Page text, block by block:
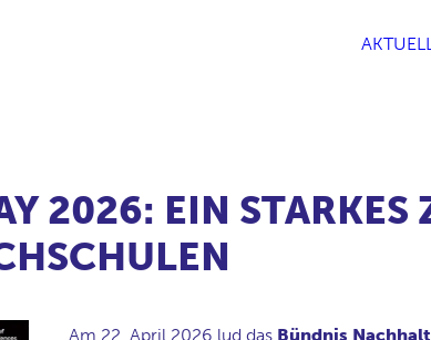
2026: EIN STARKES
Am 22. April 2026 lud das Bündnis